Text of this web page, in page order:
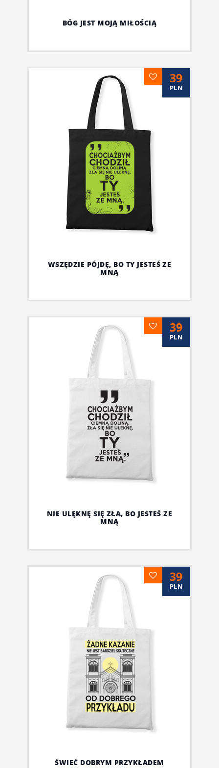
BÓG JEST MOJĄ MIŁOŚCIĄ
39
PLN
WSZĘDZIE PÓJDĘ, BO TY JESTEŚ ZE
MNĄ
39
PLN
NIE ULĘKNĘ SIĘ ZŁA, BO JESTEŚ ZE
MNĄ
39
PLN
ŚWIEĆ DOBRYM PRZYKŁADEM